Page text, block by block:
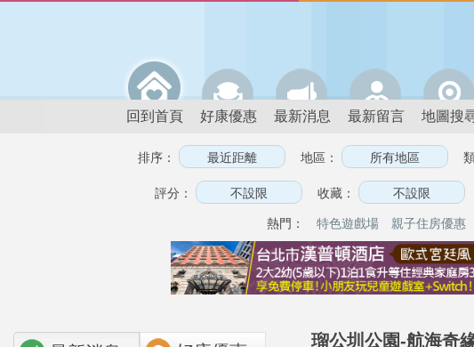
回到首頁 好康優惠 最新消息 最新留言 地圖搜
排序： 地區：
評分： 收藏：
熱門： 特色遊戲場 親子住房優惠
瑠公圳公園-航海奇